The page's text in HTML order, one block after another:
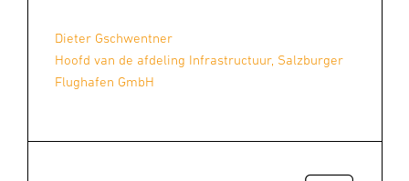
Dieter Gschwentner
Hoofd van de afdeling Infrastructuur, Salzburger
Flughafen GmbH